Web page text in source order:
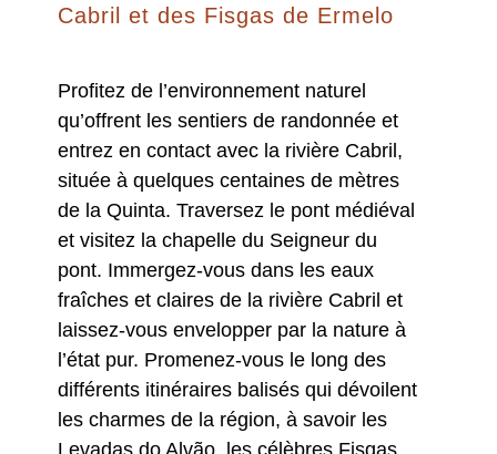
Cabril et des Fisgas de Ermelo
Profitez de l’environnement naturel
qu’offrent les sentiers de randonnée et
entrez en contact avec la rivière Cabril,
située à quelques centaines de mètres
de la Quinta. Traversez le pont médiéval
et visitez la chapelle du Seigneur du
pont. Immergez-vous dans les eaux
fraîches et claires de la rivière Cabril et
laissez-vous envelopper par la nature à
l’état pur. Promenez-vous le long des
différents itinéraires balisés qui dévoilent
les charmes de la région, à savoir les
Levadas do Alvão, les célèbres Fisgas